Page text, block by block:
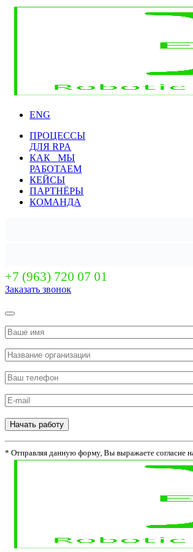
ENG
ПРОЦЕССЫ
ДЛЯ RPA
КАК МЫ
РАБОТАЕМ
КЕЙСЫ
ПАРТНЁРЫ
КОМАНДА
+7 (963) 720 07 01
Заказать звонок
Начать работу
* Отправляя данную форму, Вы выражаете согласие